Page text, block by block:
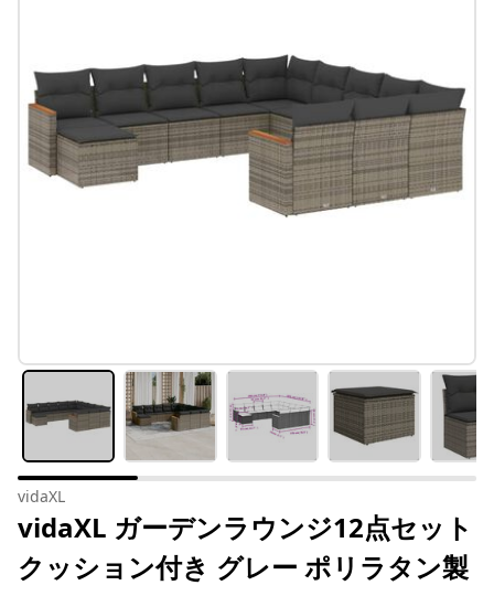
vidaXL
vidaXL ガーデンラウンジ12点セット
クッション付き グレー ポリラタン製